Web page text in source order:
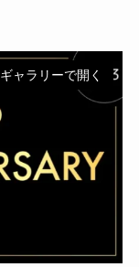
ギャラリーで開く